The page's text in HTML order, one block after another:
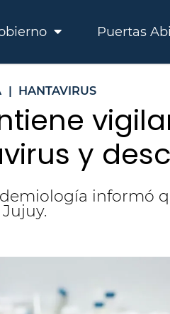
Puertas
| HANTAVIRUS
y
informó